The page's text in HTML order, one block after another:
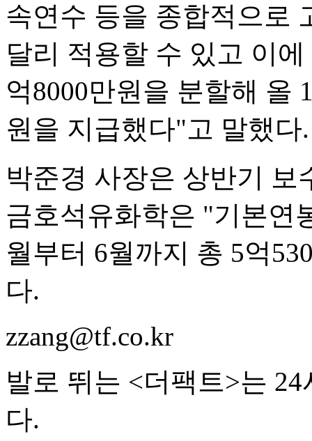
속연수 등을 종합적으로
달리 적용할 수 있고 이
억8000만원을 분할해 올
원을 지급했다"고 말했다.
박준경 사장은 상반기 보
금호석유화학은 "기본연
월부터 6월까지 총 5억
다.
zzang@tf.co.kr
발로 뛰는 <더팩트>는
다.